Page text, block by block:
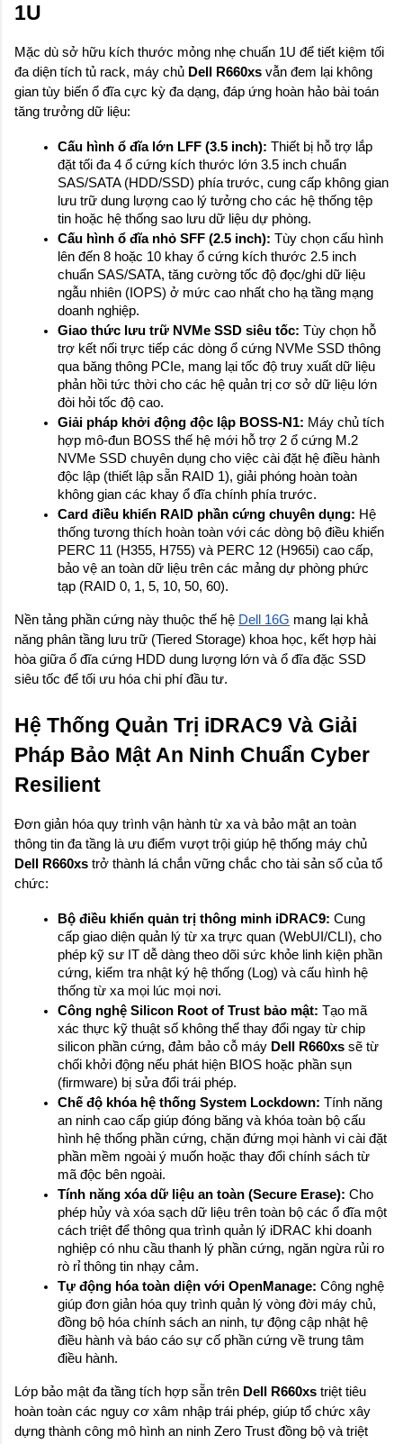
1U
Mặc dù sở hữu kích thước mỏng nhẹ chuẩn 1U để tiết kiệm tối
đa diện tích tủ rack, máy chủ Dell R660xs vẫn đem lại không
gian tùy biến ổ đĩa cực kỳ đa dạng, đáp ứng hoàn hảo bài toán
tăng trưởng dữ liệu:
Cấu hình ổ đĩa lớn LFF (3.5 inch): Thiết bị hỗ trợ lắp
đặt tối đa 4 ổ cứng kích thước lớn 3.5 inch chuẩn
SAS/SATA (HDD/SSD) phía trước, cung cấp không gian
lưu trữ dung lượng cao lý tưởng cho các hệ thống tệp
tin hoặc hệ thống sao lưu dữ liệu dự phòng.
Cấu hình ổ đĩa nhỏ SFF (2.5 inch): Tùy chọn cấu hình
lên đến 8 hoặc 10 khay ổ cứng kích thước 2.5 inch
chuẩn SAS/SATA, tăng cường tốc độ đọc/ghi dữ liệu
ngẫu nhiên (IOPS) ở mức cao nhất cho hạ tầng mạng
doanh nghiệp.
Giao thức lưu trữ NVMe SSD siêu tốc: Tùy chọn hỗ
trợ kết nối trực tiếp các dòng ổ cứng NVMe SSD thông
qua băng thông PCIe, mang lại tốc độ truy xuất dữ liệu
phản hồi tức thời cho các hệ quản trị cơ sở dữ liệu lớn
đòi hỏi tốc độ cao.
Giải pháp khởi động độc lập BOSS-N1: Máy chủ tích
hợp mô-đun BOSS thế hệ mới hỗ trợ 2 ổ cứng M.2
NVMe SSD chuyên dụng cho việc cài đặt hệ điều hành
độc lập (thiết lập sẵn RAID 1), giải phóng hoàn toàn
không gian các khay ổ đĩa chính phía trước.
Card điều khiển RAID phần cứng chuyên dụng: Hệ
thống tương thích hoàn toàn với các dòng bộ điều khiển
PERC 11 (H355, H755) và PERC 12 (H965i) cao cấp,
bảo vệ an toàn dữ liệu trên các mảng dự phòng phức
tạp (RAID 0, 1, 5, 10, 50, 60).
Nền tảng phần cứng này thuộc thế hệ Dell 16G mang lại khả
năng phân tầng lưu trữ (Tiered Storage) khoa học, kết hợp hài
hòa giữa ổ đĩa cứng HDD dung lượng lớn và ổ đĩa đặc SSD
siêu tốc để tối ưu hóa chi phí đầu tư.
Hệ Thống Quản Trị iDRAC9 Và Giải
Pháp Bảo Mật An Ninh Chuẩn Cyber
Resilient
Đơn giản hóa quy trình vận hành từ xa và bảo mật an toàn
Dell R660xs trở thành lá chắn vững chắc cho tài sản số của tổ
chức:
Bộ điều khiển quản trị thông minh iDRAC9: Cung
cấp giao diện quản lý từ xa trực quan (WebUI/CLI), cho
phép kỹ sư IT dễ dàng theo dõi sức khỏe linh kiện phần
cứng, kiểm tra nhật ký hệ thống (Log) và cấu hình hệ
thống từ xa mọi lúc mọi nơi.
Công nghệ Silicon Root of Trust bảo mật: Tạo mã
xác thực kỹ thuật số không thể thay đổi ngay từ chip
silicon phần cứng, đảm bảo cỗ máy Dell R660xs sẽ từ
chối khởi động nếu phát hiện BIOS hoặc phần sụn
(firmware) bị sửa đổi trái phép.
Chế độ khóa hệ thống System Lockdown: Tính năng
an ninh cao cấp giúp đóng băng và khóa toàn bộ cấu
hình hệ thống phần cứng, chặn đứng mọi hành vi cài đặt
phần mềm ngoài ý muốn hoặc thay đổi chính sách từ
mã độc bên ngoài.
Tính năng xóa dữ liệu an toàn (Secure Erase): Cho
phép hủy và xóa sạch dữ liệu trên toàn bộ các ổ đĩa một
cách triệt để thông qua trình quản lý iDRAC khi doanh
nghiệp có nhu cầu thanh lý phần cứng, ngăn ngừa rủi ro
rò rỉ thông tin nhạy cảm.
Tự động hóa toàn diện với OpenManage: Công nghệ
giúp đơn giản hóa quy trình quản lý vòng đời máy chủ,
đồng bộ hóa chính sách an ninh, tự động cập nhật hệ
điều hành và báo cáo sự cố phần cứng về trung tâm
điều hành.
Lớp bảo mật đa tầng tích hợp sẵn trên Dell R660xs triệt tiêu
hoàn toàn các nguy cơ xâm nhập trái phép, giúp tổ chức xây
dựng thành công mô hình an ninh Zero Trust đồng bộ và triệt